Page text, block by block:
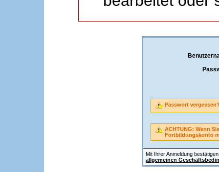
Mit Ihrer Anmeldung
allgemeinen
Passwort
ACHTUNG: Wenn
Fortbildungskonto